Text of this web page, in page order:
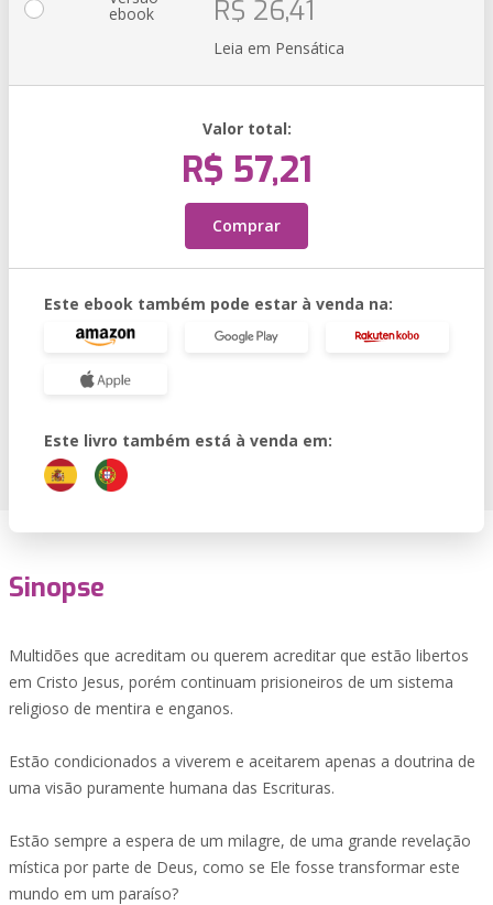
ebook R$ 26,41
Leia em Pensática
Valor total:
R$ 57,21
Comprar
Este ebook também pode estar à venda na:
Este livro também está à venda em:
Sinopse
Multidões que acreditam ou querem acreditar que estão libertos
em Cristo Jesus, porém continuam prisioneiros de um sistema
religioso de mentira e enganos.
Estão condicionados a viverem e aceitarem apenas a doutrina de
uma visão puramente humana das Escrituras.
Estão sempre a espera de um milagre, de uma grande revelação
mística por parte de Deus, como se Ele fosse transformar este
mundo em um paraíso?